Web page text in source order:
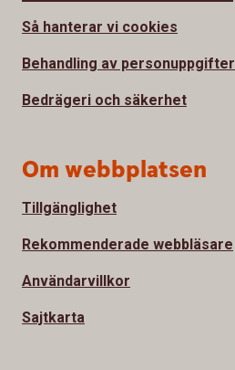
Så hanterar vi cookies
Behandling av personuppgifter
Bedrägeri och säkerhet
Om webbplatsen
Tillgänglighet
Rekommenderade webbläsare
Användarvillkor
Sajtkarta